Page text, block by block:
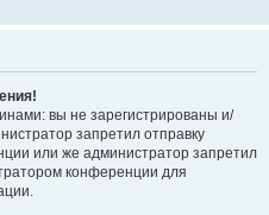
вы не зарегистрированы и/
запретил отправку
или же администратор запретил
конференции для